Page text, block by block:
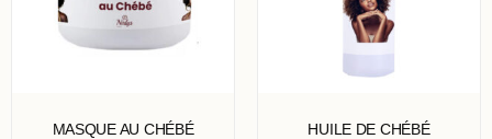
MASQUE AU CHÉBÉ HUILE DE CHÉBÉ